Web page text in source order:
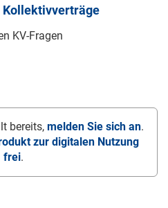
Kollektivverträge
KV-Fragen
bereits, melden Sie sich an.
zur digitalen Nutzung
frei.